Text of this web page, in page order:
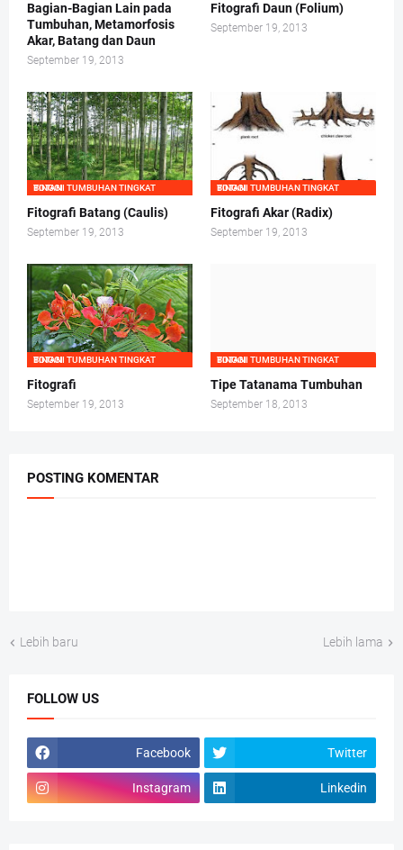
Bagian-Bagian Lain pada
Tumbuhan, Metamorfosis
Akar, Batang dan Daun
September 19, 2013
Fitografi Daun (Folium)
September 19, 2013
BOTANI TUMBUHAN TINGKAT TINGGI
Fitografi Batang (Caulis)
September 19, 2013
BOTANI TUMBUHAN TINGKAT TINGGI
Fitografi Akar (Radix)
September 19, 2013
BOTANI TUMBUHAN TINGKAT TINGGI
Fitografi
September 19, 2013
BOTANI TUMBUHAN TINGKAT TINGGI
Tipe Tatanama Tumbuhan
September 18, 2013
POSTING KOMENTAR
Lebih baru Lebih lama
FOLLOW US
Facebook Twitter
Instagram Linkedin